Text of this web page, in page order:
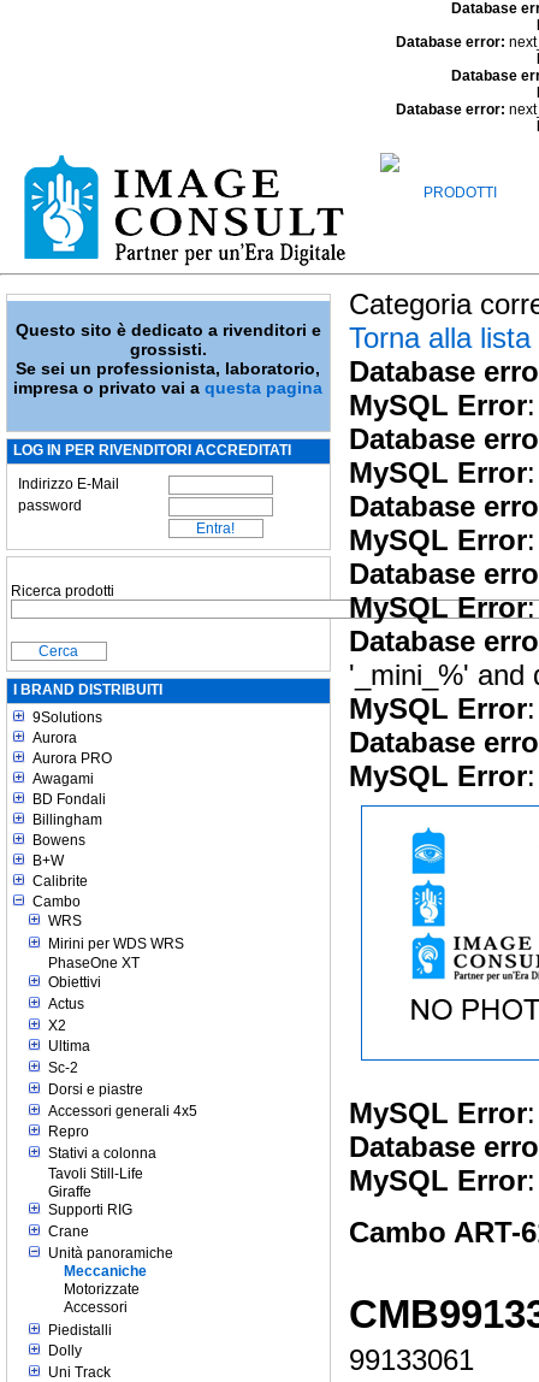
Database
Database error:
Database
Database error:
PRODOTTI
Questo sito è dedicato a rivenditori e
grossisti.
Se sei un professionista, laboratorio,
impresa o privato vai aquesta pagina
LOG IN PER RIVENDITORI ACCREDITATI
Indirizzo E-Mail
password
Ricerca prodotti
I BRAND DISTRIBUITI
9Solutions
Aurora
Aurora PRO
Awagami
BD Fondali
Billingham
Bowens
B+W
Calibrite
Cambo
WRS
Mirini per WDS WRS
PhaseOne XT
Obiettivi
Actus
X2
Ultima
Sc-2
Dorsi e piastre
Accessori generali 4x5
Repro
Stativi a colonna
Tavoli Still-Life
Giraffe
Supporti RIG
Crane
Unità panoramiche
Meccaniche
Motorizzate
Accessori
Piedistalli
Dolly
Uni Track
Categoria
Torna alla lista
Database
MySQL Error
Database
MySQL Error
Database
MySQL Error
Database
MySQL Error
Database
'_mini_%' and
MySQL Error
Database
MySQL Error
MySQL Error
Database
MySQL Error
Cambo ART-
99133061